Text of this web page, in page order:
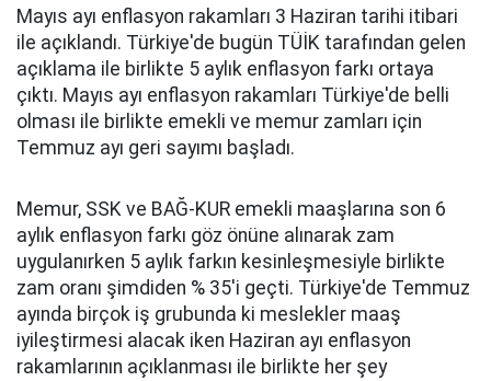
Mayıs ayı enflasyon rakamları 3 Haziran tarihi itibari
ile açıklandı. Türkiye'de bugün TÜİK tarafından gelen
açıklama ile birlikte 5 aylık enflasyon farkı ortaya
çıktı. Mayıs ayı enflasyon rakamları Türkiye'de belli
olması ile birlikte emekli ve memur zamları için
Temmuz ayı geri sayımı başladı.
Memur, SSK ve BAĞ-KUR emekli maaşlarına son 6
aylık enflasyon farkı göz önüne alınarak zam
uygulanırken 5 aylık farkın kesinleşmesiyle birlikte
zam oranı şimdiden % 35'i geçti. Türkiye'de Temmuz
ayında birçok iş grubunda ki meslekler maaş
iyileştirmesi alacak iken Haziran ayı enflasyon
rakamlarının açıklanması ile birlikte her şey